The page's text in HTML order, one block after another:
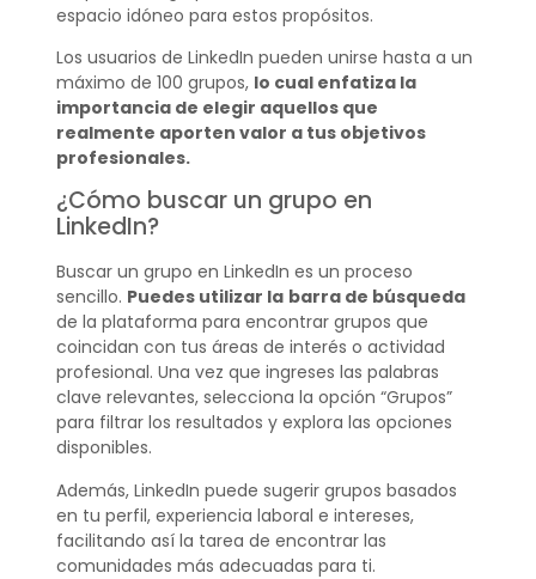
espacio idóneo para estos propósitos.
Los usuarios de LinkedIn pueden unirse hasta a un
máximo de 100 grupos, lo cual enfatiza la
importancia de elegir aquellos que
realmente aporten valor a tus objetivos
profesionales.
¿Cómo buscar un grupo en
LinkedIn?
Buscar un grupo en LinkedIn es un proceso
sencillo. Puedes utilizar la barra de búsqueda
de la plataforma para encontrar grupos que
coincidan con tus áreas de interés o actividad
profesional. Una vez que ingreses las palabras
clave relevantes, selecciona la opción “Grupos”
para filtrar los resultados y explora las opciones
disponibles.
Además, LinkedIn puede sugerir grupos basados
en tu perfil, experiencia laboral e intereses,
facilitando así la tarea de encontrar las
comunidades más adecuadas para ti.